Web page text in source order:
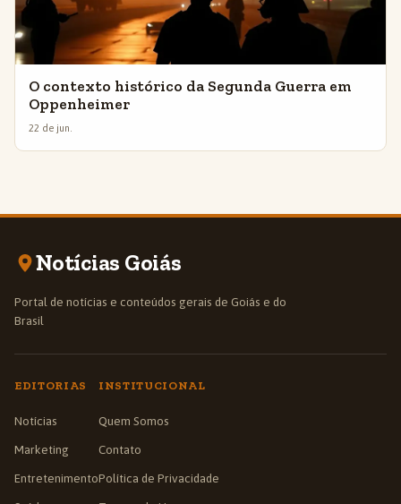
O contexto histórico da Segunda Guerra em
Oppenheimer
22 de jun.
Notícias Goiás
Portal de notícias e conteúdos gerais de Goiás e do
Brasil
EDITORIAS
Notícias
Marketing
Entretenimento
INSTITUCIONAL
Quem Somos
Contato
Política de Privacidade